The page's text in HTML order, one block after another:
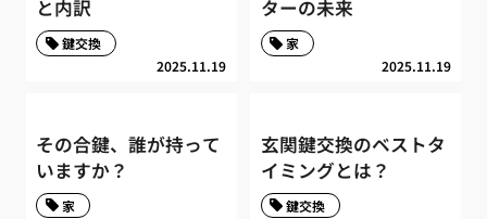
と内訳
2025.11.19
鍵交換
ターの未来
2025.11.19
家
その合鍵、誰が持って
いますか？
家
玄関鍵交換のベストタ
イミングとは？
鍵交換